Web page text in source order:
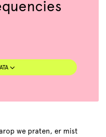
we praten, er mist